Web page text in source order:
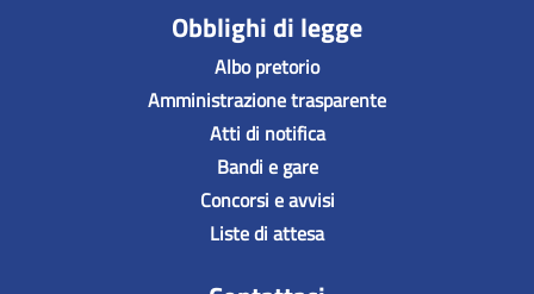
Obblighi di legge
Albo pretorio
Amministrazione trasparente
Atti di notifica
Bandi e gare
Concorsi e avvisi
Liste di attesa